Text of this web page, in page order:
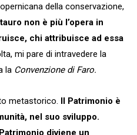
della conservazione,
non è più l’opera in
chi attribuisce ad essa
mi pare di intravedere la
la Convenzione di Faro.
metastorico. Il Patrimonio è
nel suo sviluppo.
diviene un